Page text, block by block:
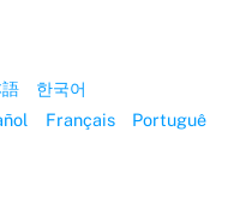
한국어
Français
Portuguê